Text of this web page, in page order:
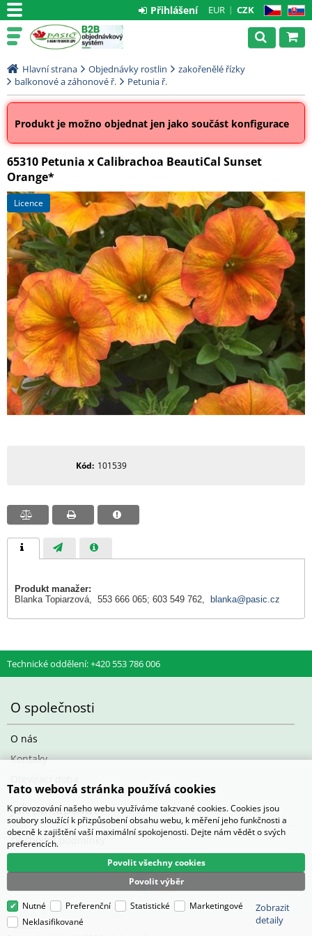
CZ SK
EUR CZK
Přihlášení
Hlavní strana Objednávky rostlin
zakořenělé řízky
balkonové a záhonové ř.
Petunia ř.
Produkt je možno objednat jen jako součást konfigurace
65310 Petunia x Calibrachoa BeautiCal Sunset
Orange*
licence
Kód 101539
Produkt manažer:
Blanka Topiarzová, 553 666 065; 603 549 762, blanka@pasic.cz
Technické oddělení: +420 553 786 006
O společnosti
O nás
Kontaky
Jak nakupovat
Obchodní podmínky
Pasič.cz
Tato webová stránka používá cookies
K provozování našeho webu využíváme takzvané cookies. Cookies jsou
soubory sloužící k přizpůsobení obsahu webu, k měření jeho funkčnosti a
obecně k zajištění vaší maximální spokojenosti. Dejte nám vědět o svých
preferencích.
Povolit výběr
Povolit všechny cookies
Nutné Preferenční Statistické
Marketingové
Neklasifikované
Zobrazit
detaily